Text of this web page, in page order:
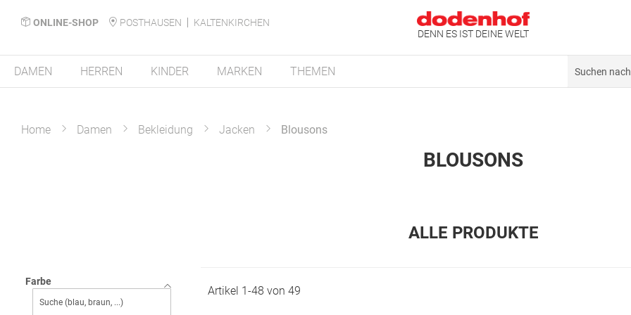
ONLINE-SHOP POSTHAUSEN
KALTENKIRCHEN
DENN ES IST DEINE WELT
DAMEN HERREN KINDER MARKEN THEMEN
Home Damen Bekleidung Jacken Blousons
BLOUSONS
ALLE PRODUKTE
Farbe
Artikel 1-48 von 49